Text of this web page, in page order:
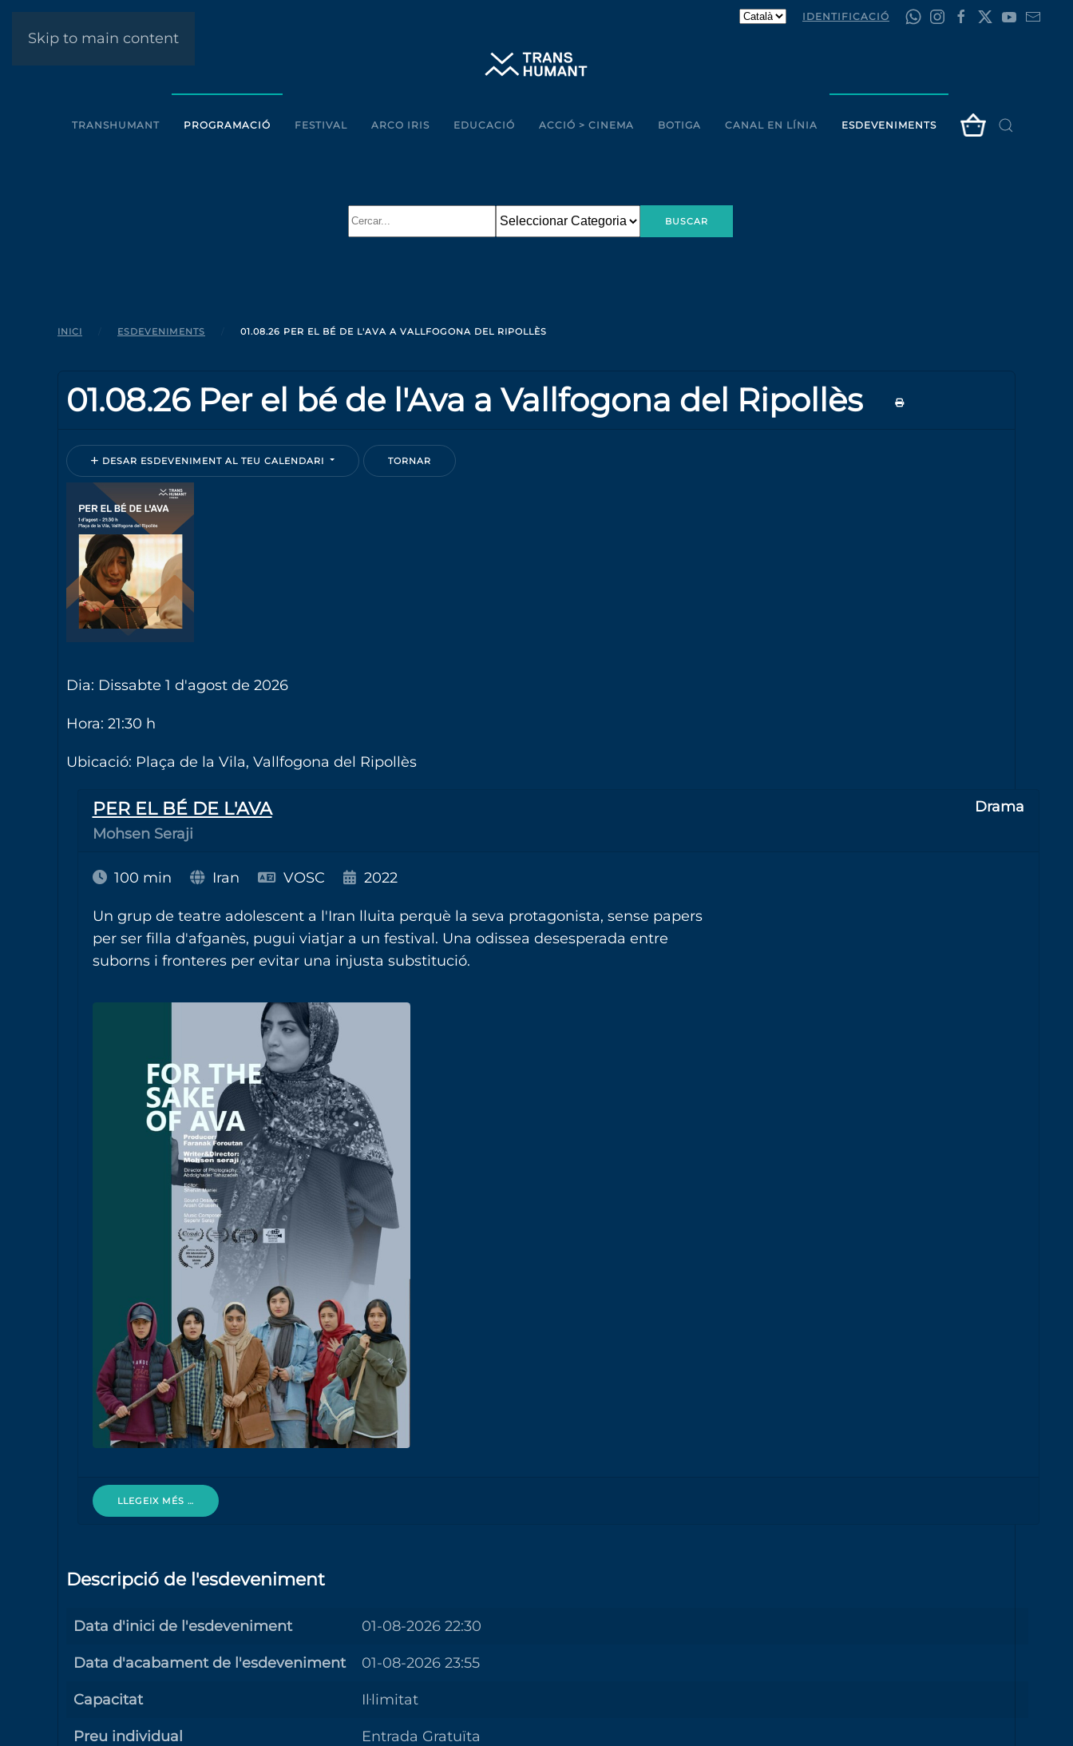
Skip to main content
IDENTIFICACIÓ
TRANSHUMANT PROGRAMACIÓ FESTIVAL ARCO IRIS EDUCACIÓ ACCIÓ > CINEMA BOTIGA CANAL EN LÍNIA ESDEVENIMENTS
INICI ESDEVENIMENTS 01.08.26 PER EL BÉ DE L'AVA A VALLFOGONA DEL RIPOLLÈS
01.08.26 Per el bé de l'Ava a Vallfogona del Ripollès
DESAR ESDEVENIMENT AL TEU CALENDARI TORNAR
Dia: Dissabte 1 d'agost de 2026
Hora: 21:30 h
Ubicació: Plaça de la Vila, Vallfogona del Ripollès
PER EL BÉ DE L'AVA
Mohsen Seraji
Drama
100 min Iran VOSC 2022
Un grup de teatre adolescent a l'Iran lluita perquè la seva protagonista, sense papers
per ser filla d'afganès, pugui viatjar a un festival. Una odissea desesperada entre
suborns i fronteres per evitar una injusta substitució.
LLEGEIX MÉS …
Descripció de l'esdeveniment
Data d'inici de l'esdeveniment 01-08-2026 22:30
Data d'acabament de l'esdeveniment 01-08-2026 23:55
Capacitat Il·limitat
Preu individual Entrada Gratuïta